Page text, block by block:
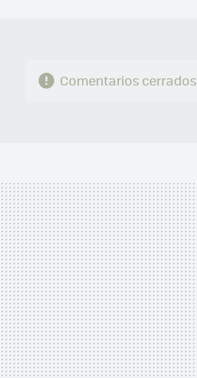
Comentarios cerrados